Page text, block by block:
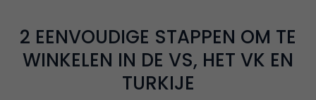
2 EENVOUDIGE STAPPEN OM TE
WINKELEN IN DE VS, HET VK EN
TURKIJE